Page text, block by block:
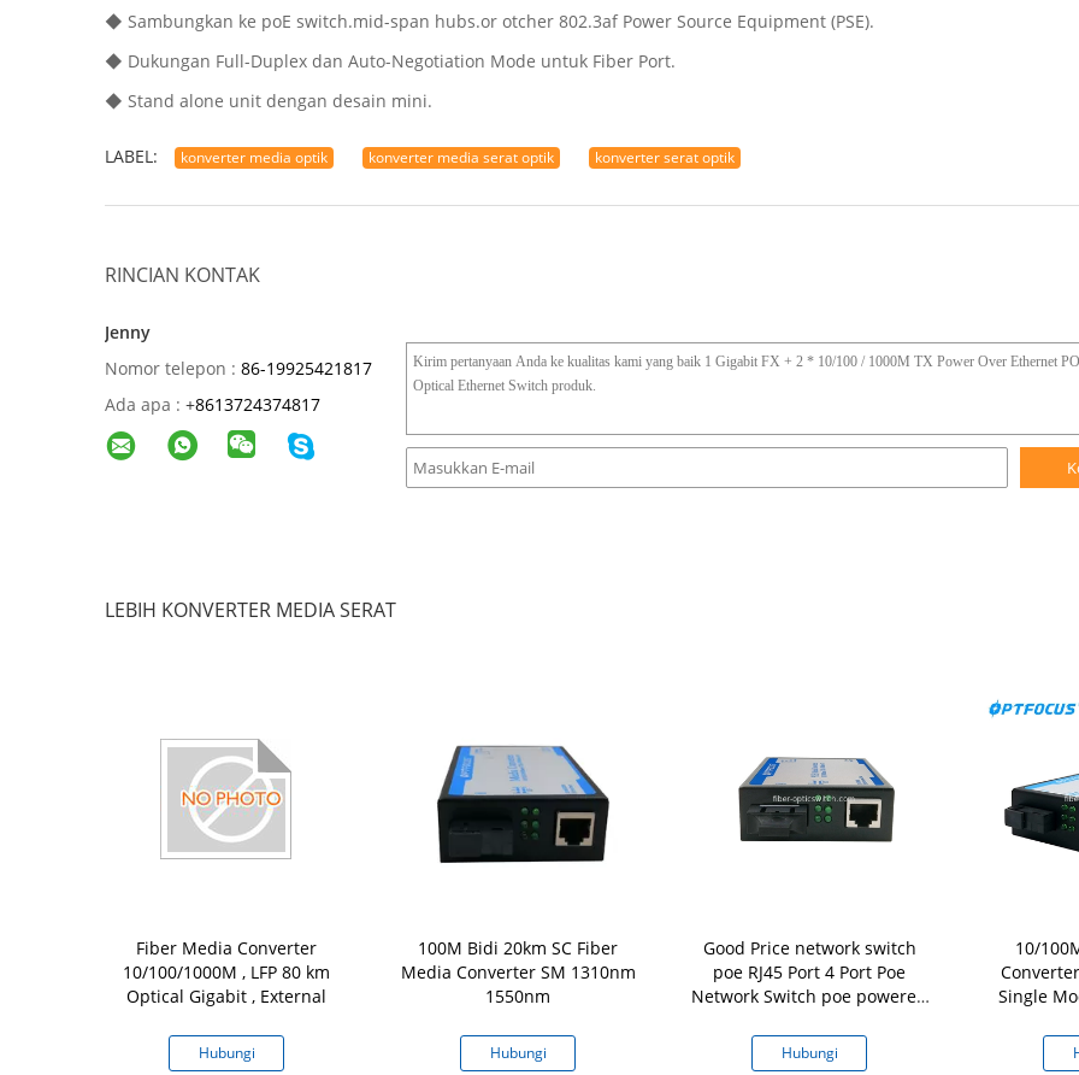
◆ Sambungkan ke poE switch.mid-span hubs.or otcher 802.3af Power Source Equipment (PSE).
◆ Dukungan Full-Duplex dan Auto-Negotiation Mode untuk Fiber Port.
◆ Stand alone unit dengan desain mini.
LABEL: konverter media optik konverter media serat optik konverter serat optik
RINCIAN KONTAK
Jenny
Nomor telepon : 86-19925421817
Ada apa : +8613724374817
LEBIH KONVERTER MEDIA SERAT
Fiber Media Converter
10/100/1000M , LFP 80 km
Optical Gigabit , External
Hubungi
100M Bidi 20km SC Fiber
Media Converter SM 1310nm
1550nm
Hubungi
Good Price network switch
poe RJ45 Port 4 Port Poe
Network Switch poe powered
Hubungi
10/
Single